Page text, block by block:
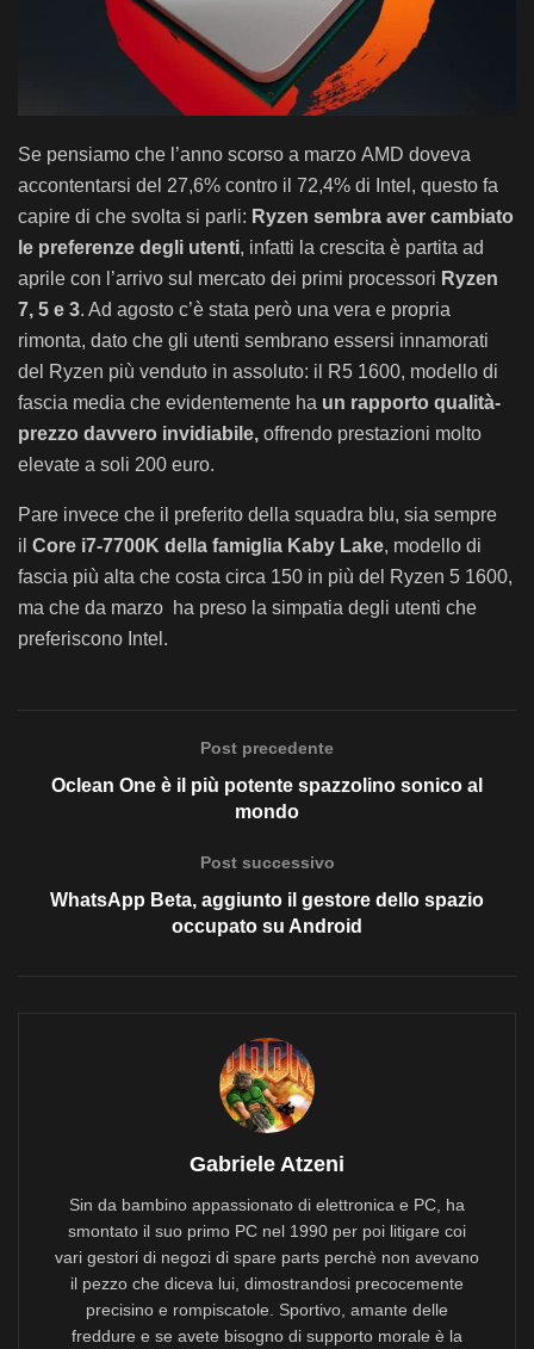
Se pensiamo che l’anno scorso a marzo AMD doveva
accontentarsi del 27,6% contro il 72,4% di Intel, questo fa
capire di che svolta si parli: Ryzen sembra aver cambiato
le preferenze degli utenti, infatti la crescita è partita ad
aprile con l’arrivo sul mercato dei primi processori Ryzen
7, 5 e 3. Ad agosto c’è stata però una vera e propria
rimonta, dato che gli utenti sembrano essersi innamorati
del Ryzen più venduto in assoluto: il R5 1600, modello di
fascia media che evidentemente ha un rapporto qualità-
prezzo davvero invidiabile, offrendo prestazioni molto
elevate a soli 200 euro.
Pare invece che il preferito della squadra blu, sia sempre
il Core i7-7700K della famiglia Kaby Lake, modello di
fascia più alta che costa circa 150 in più del Ryzen 5 1600,
ma che da marzo ha preso la simpatia degli utenti che
preferiscono Intel.
Post precedente
Oclean One è il più potente spazzolino sonico al
mondo
Post successivo
WhatsApp Beta, aggiunto il gestore dello spazio
occupato su Android
Gabriele Atzeni
Sin da bambino appassionato di elettronica e PC, ha
smontato il suo primo PC nel 1990 per poi litigare coi
vari gestori di negozi di spare parts perchè non avevano
il pezzo che diceva lui, dimostrandosi precocemente
precisino e rompiscatole. Sportivo, amante delle
freddure e se avete bisogno di supporto morale è la